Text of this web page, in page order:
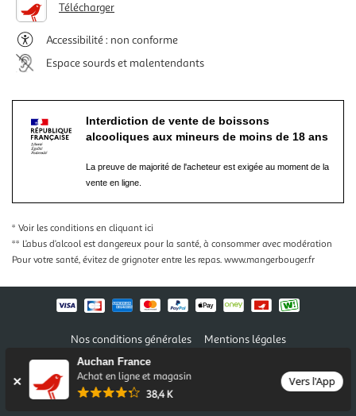
Auchan France
Achat en ligne et magasin
38,4 K
Vers l'App
Télécharger
Accessibilité : non conforme
Espace sourds et malentendants
Interdiction de vente de boissons
alcooliques aux mineurs de moins de 18 ans
La preuve de majorité de l'acheteur est exigée au moment de la
vente en ligne.
* Voir les conditions en cliquant ici
** L’abus d’alcool est dangereux pour la santé, à consommer avec modération
Pour votre santé, évitez de grignoter entre les repas. www.mangerbouger.fr
Nos conditions générales
Mentions légales
Conditions des offres et promotions
Politique de confidentialité
Informations légales marketplace
Auchan 2026 © Tous droits réservés